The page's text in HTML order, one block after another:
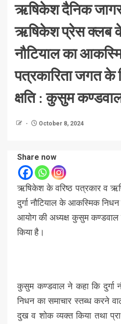
ऋषिकेश दैनिक
ऋषिकेश प्रेस क्लब के
नौटियाल का
पत्रकारिता जगत के
क्षति : कुसुम
October 8, 2024
Share now
ऋषिकेश के वरिष्ठ पत्रकार व
दुर्गा नौटियाल के आकस्मिक निधन
आयोग की अध्यक्ष कुसुम कण्डवाल
किया है।
कुसुम कण्डवाल ने कहा कि दुर्गा
निधन का समाचार स्तब्ध करने
दुख व शोक व्यक्त किया तथा